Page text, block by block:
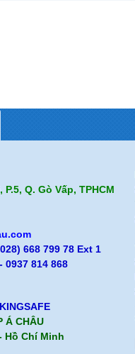
Q. Gò Vấp, TPHCM
028) 668 799 78 Ext 1
0937 814 868
Á CHÂU
Hồ Chí Minh